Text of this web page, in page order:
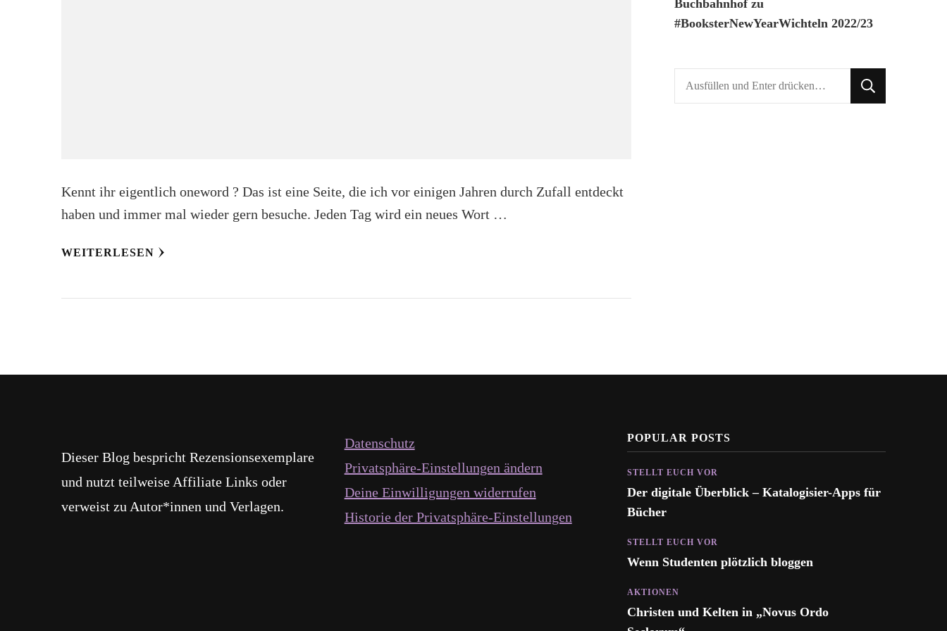
Kennt ihr eigentlich oneword ? Das ist eine Seite, die ich vor einigen Jahren durch Zufall entdeckt
haben und immer mal wieder gern besuche. Jeden Tag wird ein neues Wort …
WEITERLESEN
Buchbahnhofzu
#BooksterNewYearWichteln 2022/23
Suchst
du
Dieser Blog bespricht Rezensionsexemplare
und nutzt teilweise Affiliate Links oder
verweist zu Autor*innen und Verlagen.
Datenschutz
Privatsphäre-Einstellungen ändern
Deine Einwilligungen widerrufen
Historie der Privatsphäre-Einstellungen
POPULAR POSTS
STELLT EUCH VOR
Der digitale Überblick – Katalogisier-Apps für
Bücher
STELLT EUCH VOR
Wenn Studenten plötzlich bloggen
AKTIONEN
Christen und Kelten in „Novus Ordo